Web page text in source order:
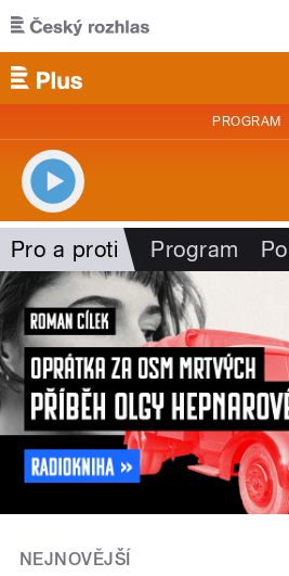
Přejít k hlavnímu obsahu
PROGRAM
Pro a proti Program
NEJNOVĚJŠÍ